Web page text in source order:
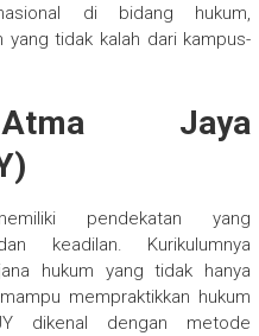
di bidang hukum,
yang tidak kalah dari kampus-
Jaya
pendekatan yang
keadilan. Kurikulumnya
hukum yang tidak hanya
mempraktikkan hukum
dikenal dengan metode